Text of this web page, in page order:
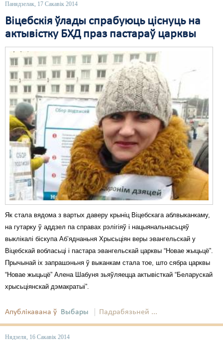
Панядзелак, 17 Сакавік 2014
Віцебскія ўлады спрабуюць ціснуць на
актывістку БХД праз пастараў царквы
Як стала вядома з вартых даверу крыніц Віцебскага аблвыканкаму,
на гутарку ў аддзел па справах рэлігіяў і нацыянальнасьцяў
выклікалі біскупа Аб’яднаньня Хрысьціян веры эвангельскай у
Віцебскай вобласьці і пастара эвангельскай царквы “Новае жыцьцё”.
Прычынай іх запрашэньня ў выканкам стала тое, што сябра царквы
“Новае жыцьцё” Алена Шабуня зьяўляецца актывісткай “Беларускай
хрысьціянскай дэмакратыі”.
Апублікавана ў Выбары Падрабязьней ...
Нядзеля, 16 Сакавік 2014